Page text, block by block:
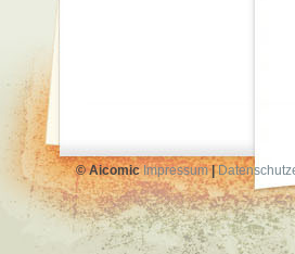
© AicomicImpressum|